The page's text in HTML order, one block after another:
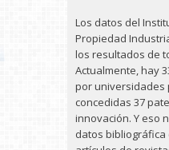
Los datos del
Propiedad
los resultados de
Actualmente, hay
por universidades
concedidas 37
innovación. Y eso
datos bibliográfica